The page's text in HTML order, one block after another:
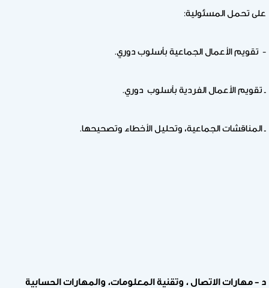
على تحمل المسئولية:
- تقويم الأعمال الجماعية بأسلوب دوري.
ـ تقويم الأعمال الفردية بأسلوب دوري.
ـ المناقشات الجماعية، وتحليل الأخطاء وتصحيحها.
د – مهارات الاتصال ، وتقنية المعلومات، والمهارات الحسابية